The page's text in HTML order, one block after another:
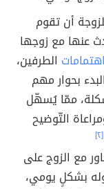
أن تقوم
عنها مع زوجها
اهتمامات الطرفين،
بحوار مهم
ممّا يُسهّل
التّوضيح
[٢]
مع الزوج على
بشكلٍ يومي،